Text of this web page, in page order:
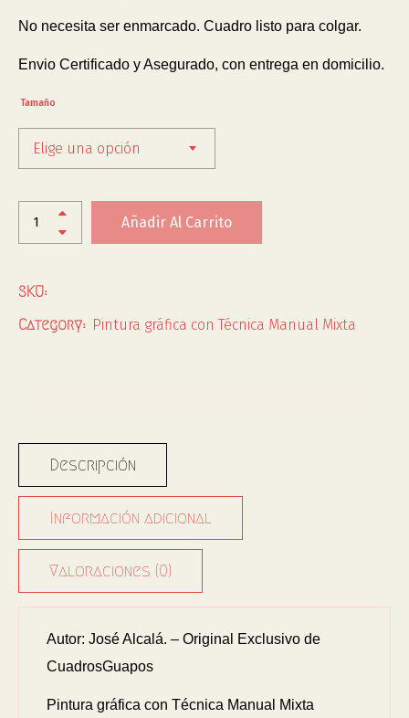
No necesita ser enmarcado. Cuadro listo para colgar.
Envio Certificado y Asegurado, con entrega en domicilio.
Tamaño
Elige una opción
Añadir Al Carrito
SKU:
Category: Pintura gráfica con Técnica Manual Mixta
Descripción
Información adicional
Valoraciones (0)
Autor: José Alcalá. – Original Exclusivo de
CuadrosGuapos
Pintura gráfica con Técnica Manual Mixta